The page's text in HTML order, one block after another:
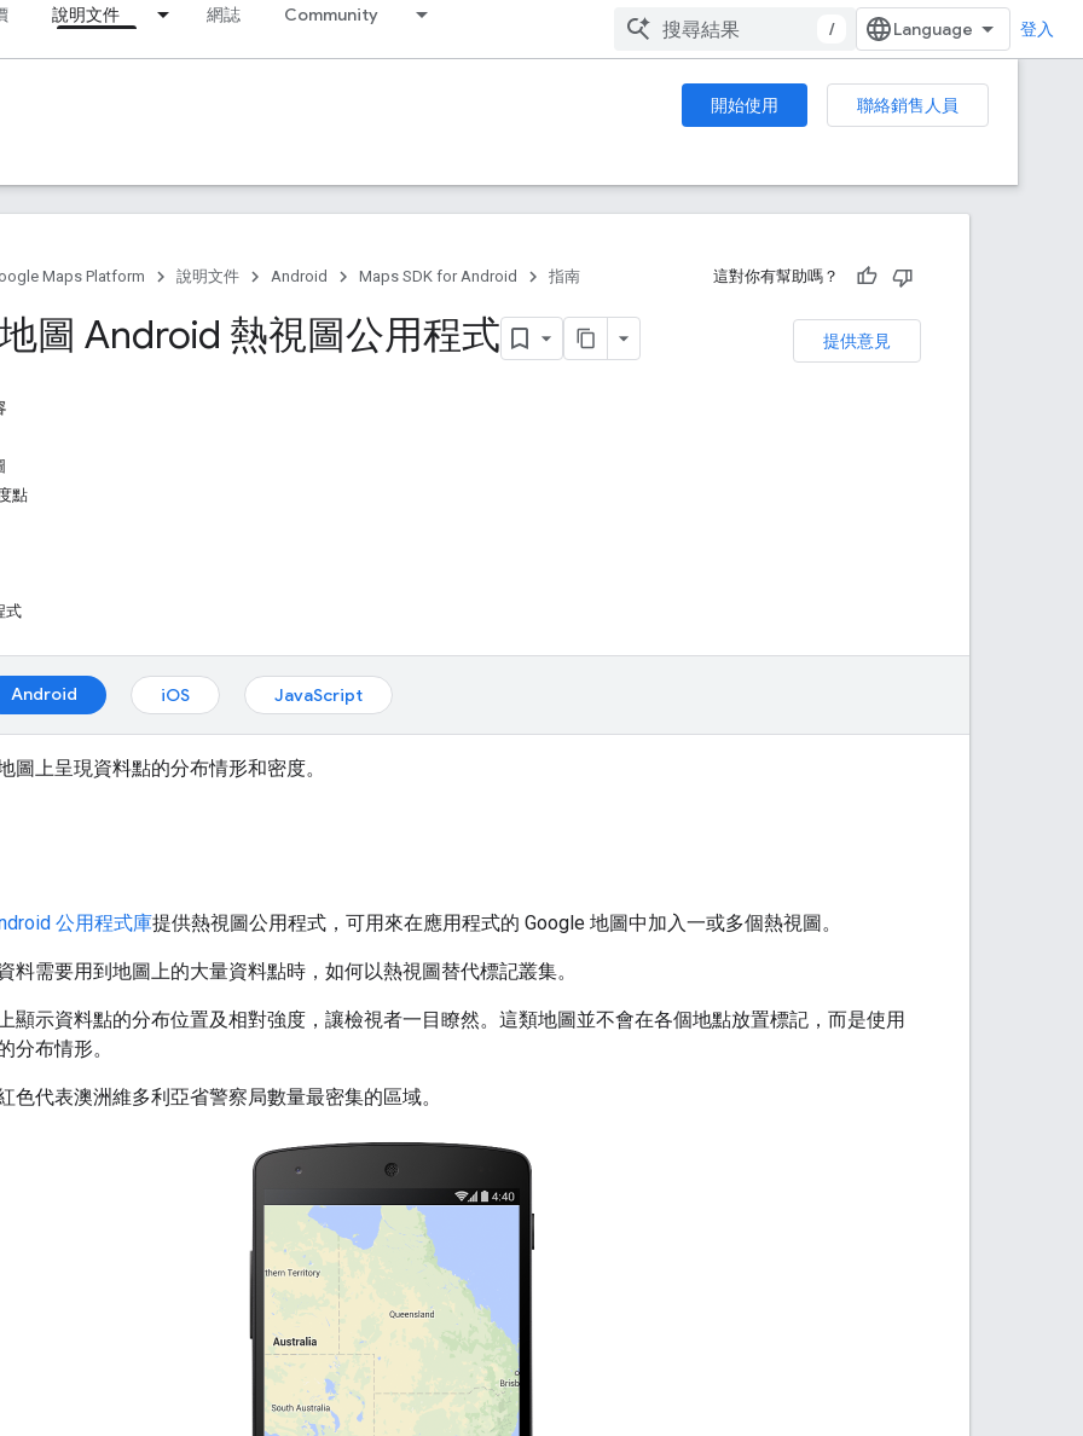
說明文件 網誌 Community
/ 登入
開始使用
聯絡銷售人員
Maps Platform 說明文件 Android Maps SDK for Android 指南 這對你有幫助嗎？
提供意見
地圖 Android 熱視圖公用程式
點
式
Android iOS JavaScript
圖上呈現資料點的分布情形和密度。
公用程式庫提供熱視圖公用程式，可用來在應用程式的 Google 地圖中加入一或多個熱視圖。
料需要用到地圖上的大量資料點時，如何以熱視圖替代標記叢集。
顯示資料點的分布位置及相對強度，讓檢視者一目瞭然。這類地圖並不會在各個地點放置標記，而是使用
分布情形。
色代表澳洲維多利亞省警察局數量最密集的區域。